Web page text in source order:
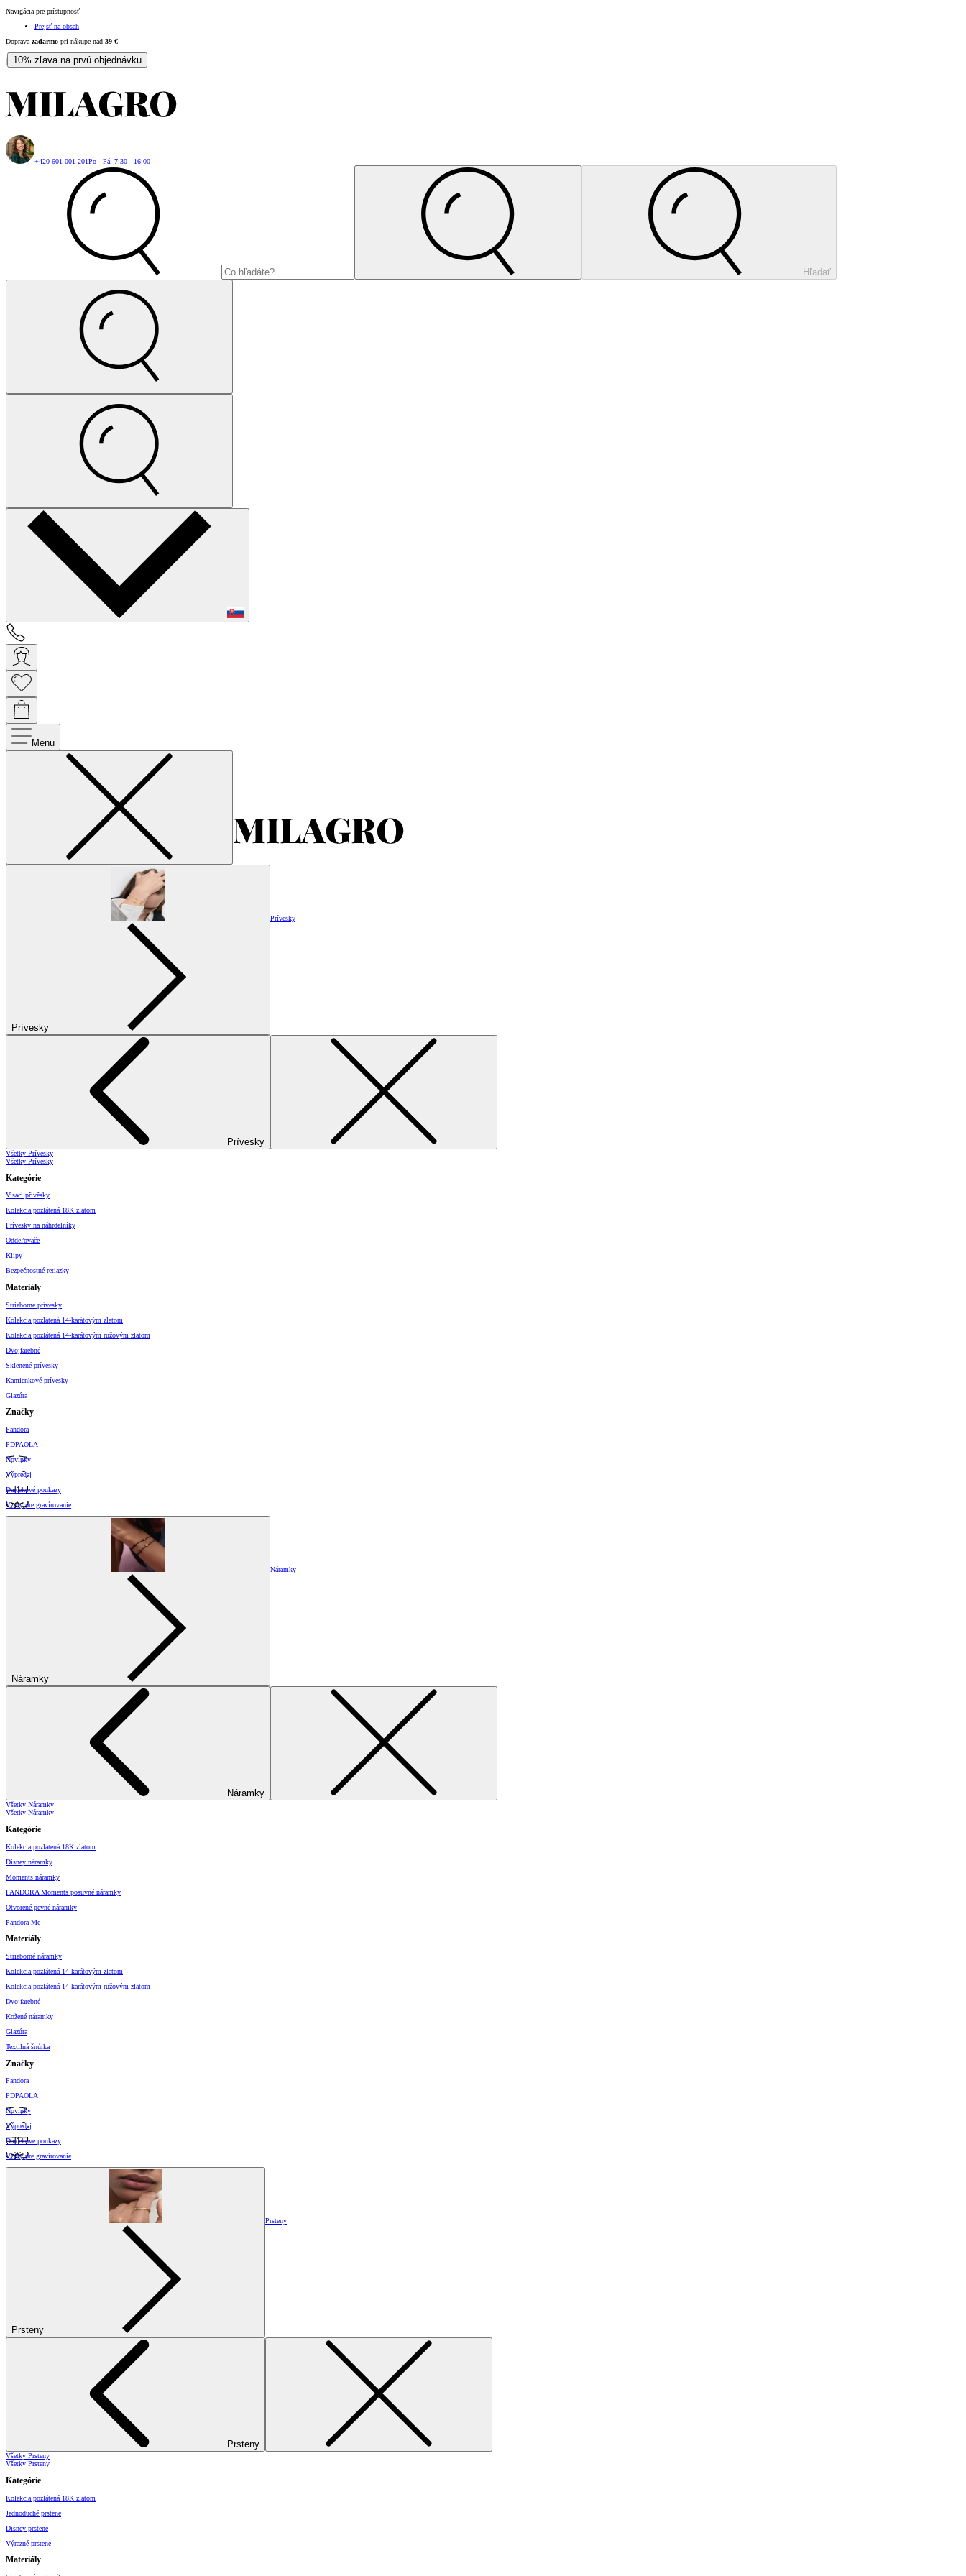
Navigácia pre prístupnosť
Prejsť na obsah
Doprava zadarmo pri nákupe nad 39 €
| 10% zľava na prvú objednávku
+420 601 001 201Po - Pá: 7:30 - 16:00
Hľadať
Menu
Prívesky
Prívesky
Prívesky
Všetky Prívesky
Všetky Prívesky
Kategórie
Visací přívěsky
Kolekcia pozlátená 18K zlatom
Prívesky na náhrdelníky
Oddeľovače
Klipy
Bezpečnostné retiazky
Materiály
Strieborné prívesky
Kolekcia pozlátená 14-karátovým zlatom
Kolekcia pozlátená 14-karátovým ružovým zlatom
Dvojfarebné
Sklenené prívesky
Kamienkové prívesky
Glazúra
Značky
Pandora
PDPAOLA
Novinky
Výpredaj
Darčekové poukazy
Vzory pre gravírovanie
Náramky
Náramky
Náramky
Všetky Náramky
Všetky Náramky
Kategórie
Kolekcia pozlátená 18K zlatom
Disney náramky
Moments náramky
PANDORA Moments posuvné náramky
Otvorené pevné náramky
Pandora Me
Materiály
Strieborné náramky
Kolekcia pozlátená 14-karátovým zlatom
Kolekcia pozlátená 14-karátovým ružovým zlatom
Dvojfarebné
Kožené náramky
Glazúra
Textilná šnúrka
Značky
Pandora
PDPAOLA
Novinky
Výpredaj
Darčekové poukazy
Vzory pre gravírovanie
Prsteny
Prsteny
Prsteny
Všetky Prsteny
Všetky Prsteny
Kategórie
Kolekcia pozlátená 18K zlatom
Jednoduché prstene
Disney prstene
Výrazné prstene
Materiály